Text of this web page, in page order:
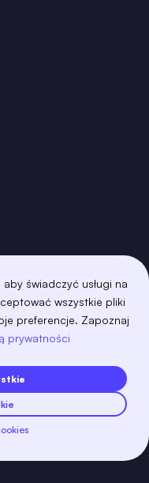
świadczyć usługi na
wszystkie pliki
preferencje. Zapoznaj
prywatności
aws-cloudfront
azure